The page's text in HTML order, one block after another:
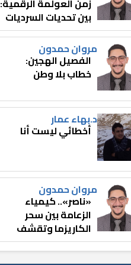
زمن العولمة الرقمية:
بين تحديات السرديات
وصناعة الوعي
مروان حمدون
الفصيل الهجين:
خطاب بلا وطن
د.بهاء عمار
أخطائي ليست أنا
مروان حمدون
«ناصر».. كيمياء
الزعامة بين سحر
الكاريزما وتقشف
الثائر